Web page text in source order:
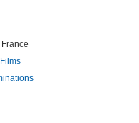
France